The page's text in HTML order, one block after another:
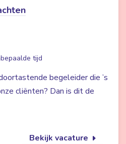
tijd
begeleider die ’s
cliënten? Dan is dit de
Bekijk vacature